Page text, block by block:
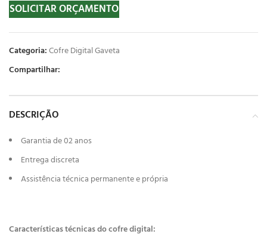
SOLICITAR ORÇAMENTO
Categoria:Cofre Digital Gaveta
Compartilhar:
DESCRIÇÃO
Garantia de 02 anos
Entrega discreta
Assistência técnica permanente e própria
Características técnicas do cofre digital: